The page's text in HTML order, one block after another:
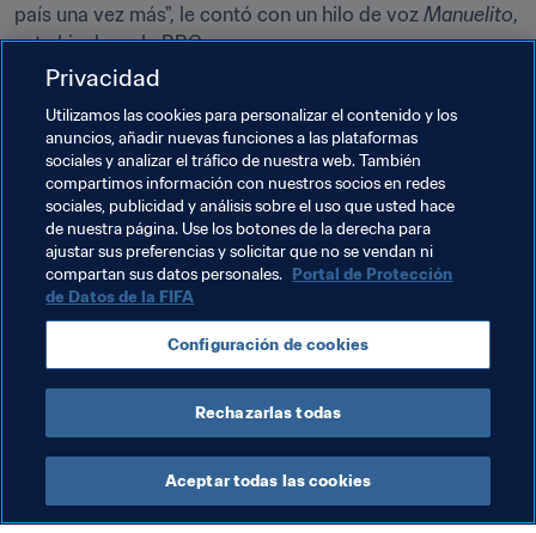
país una vez más", le contó con un hilo de voz Manuelito,
este hincha, a la BBC.
Muchos desde Perú, la mayoría desde otros países del
mundo donde viven su diáspora particular, los hinchas
de la Blanquirroja coparon y enamoraron Rusia. ¿Podrán
repetir el 24 de septiembre en Londres?
Temas relacionados
Peru
Privacidad
Utilizamos las cookies para personalizar el contenido y los
anuncios, añadir nuevas funciones a las plataformas
sociales y analizar el tráfico de nuestra web. También
compartimos información con nuestros socios en redes
sociales, publicidad y análisis sobre el uso que usted hace
de nuestra página. Use los botones de la derecha para
ajustar sus preferencias y solicitar que no se vendan ni
compartan sus datos personales. Portal de Protección
de Datos de la FIFA
Configuración de cookies
Rechazarlas todas
Aceptar todas las cookies